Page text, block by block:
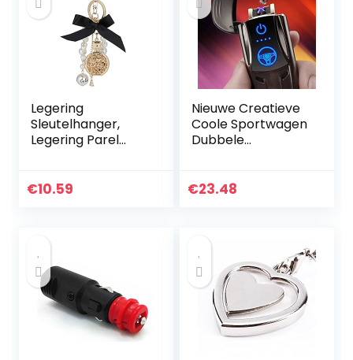
Legering
Sleutelhanger,
Legering Parel
Telefoon
€10.59
Nieuwe Creatieve
Coole Sportwagen
Dubbele
Oplaadbare
€23.48